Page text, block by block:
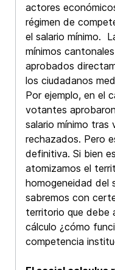
actores
régimen de
el salario mínimo.
mínimos
aprobados
los ciudadanos
Por ejemplo, en el
votantes
salario mínimo tras
rechazados. Pero
definitiva. Si bien
atomizamos el
homogeneidad del
sabremos con
territorio que debe
cálculo ¿cómo
competencia